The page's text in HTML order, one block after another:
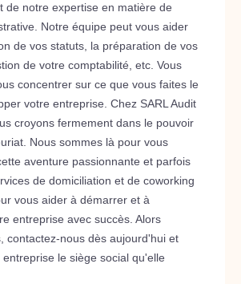
de notre expertise en matière de
Notre équipe peut vous aider
de vos statuts, la préparation de vos
de votre comptabilité, etc. Vous
concentrer sur ce que vous faites le
votre entreprise. Chez SARL Audit
croyons fermement dans le pouvoir
Nous sommes là pour vous
aventure passionnante et parfois
de domiciliation et de coworking
vous aider à démarrer et à
entreprise avec succès. Alors
contactez-nous dès aujourd'hui et
le siège social qu'elle